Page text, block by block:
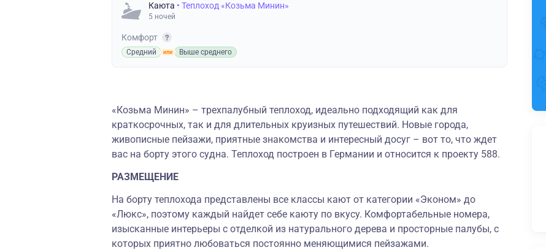
Каюта • Теплоход «Козьма Минин»
5 ночей
Комфорт
Средний Выше среднего
«Козьма Минин» – трехпалубный теплоход, идеально подходящий как для
краткосрочных, так и для длительных круизных путешествий. Новые города,
живописные пейзажи, приятные знакомства и интересный досуг – вот то, что ждет
вас на борту этого судна. Теплоход построен в Германии и относится к проекту 588.
РАЗМЕЩЕНИЕ
На борту теплохода представлены все классы кают от категории «Эконом» до
«Люкс», поэтому каждый найдет себе каюту по вкусу. Комфортабельные номера,
изысканные интерьеры с отделкой из натурального дерева и просторные палубы, с
которых приятно любоваться постоянно меняющимися пейзажами.